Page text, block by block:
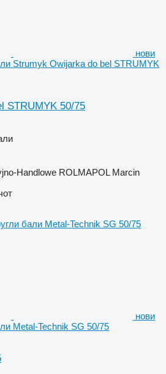
нови
Strumyk Owijarka do bel STRUMYK
STRUMYK 50/75
Handlowe ROLMAPOL Marcin
нови
Metal-Technik SG 50/75